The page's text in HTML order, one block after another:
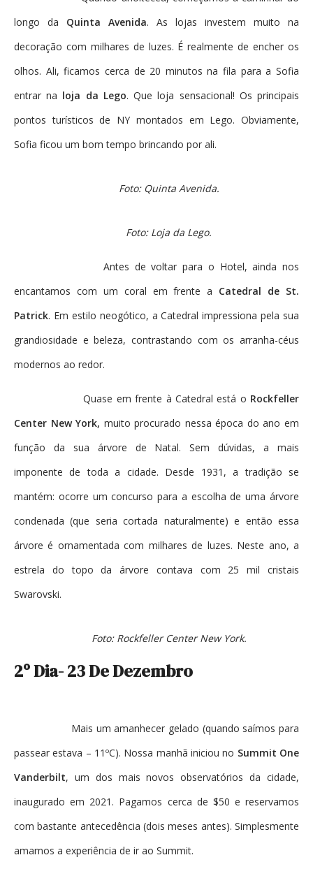
longo da Quinta Avenida. As lojas investem muito na
decoração com milhares de luzes. É realmente de encher os
olhos. Ali, ficamos cerca de 20 minutos na fila para a Sofia
entrar na loja da Lego. Que loja sensacional! Os principais
pontos turísticos de NY montados em Lego. Obviamente,
Sofia ficou um bom tempo brincando por ali.
Foto: Quinta Avenida.
Foto: Loja da Lego.
Antes de voltar para o Hotel, ainda nos
encantamos com um coral em frente a Catedral de St.
Patrick. Em estilo neogótico, a Catedral impressiona pela sua
grandiosidade e beleza, contrastando com os arranha-céus
modernos ao redor.
Quase em frente à Catedral está o Rockfeller
Center New York, muito procurado nessa época do ano em
função da sua árvore de Natal. Sem dúvidas, a mais
imponente de toda a cidade. Desde 1931, a tradição se
mantém: ocorre um concurso para a escolha de uma árvore
condenada (que seria cortada naturalmente) e então essa
árvore é ornamentada com milhares de luzes. Neste ano, a
estrela do topo da árvore contava com 25 mil cristais
Swarovski.
Foto: Rockfeller Center New York.
2º Dia- 23 De Dezembro
Mais um amanhecer gelado (quando saímos para
passear estava – 11ºC). Nossa manhã iniciou no Summit One
Vanderbilt, um dos mais novos observatórios da cidade,
inaugurado em 2021. Pagamos cerca de $50 e reservamos
com bastante antecedência (dois meses antes). Simplesmente
amamos a experiência de ir ao Summit.